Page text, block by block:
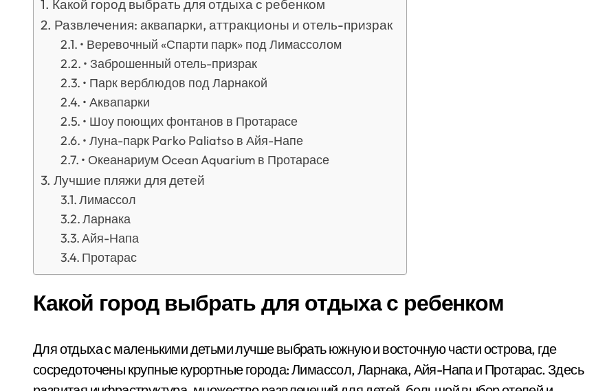
Какой город выбрать для отдыха с ребенком
Развлечения: аквапарки, аттракционы и отель-призрак
• Веревочный «Спарти парк» под Лимассолом
• Заброшенный отель-призрак
• Парк верблюдов под Ларнакой
• Аквапарки
• Шоу поющих фонтанов в Протарасе
• Луна-парк Parko Paliatso в Айя-Напе
• Океанариум Ocean Aquarium в Протарасе
Лучшие пляжи для детей
Лимассол
Ларнака
Айя-Напа
Протарас
Какой город выбрать для отдыха с ребенком
Для отдыха с маленькими детьми лучше выбрать южную и восточную части острова, где
сосредоточены крупные курортные города: Лимассол, Ларнака, Айя-Напа и Протарас. Здесь